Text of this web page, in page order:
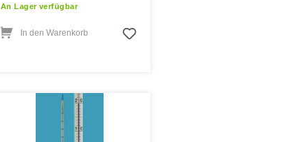
An Lager verfügbar
In den Warenkorb